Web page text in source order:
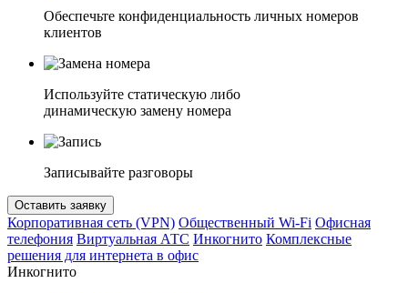
Обеспечьте конфиденциальность личных номеров
клиентов
Используйте статическую либо
динамическую замену номера
Записывайте разговоры
Оставить заявку
Корпоративная сеть (VPN) Общественный Wi-Fi Офисная
телефония Виртуальная АТС Инкогнито Комплексные
решения для интернета в офис
Инкогнито